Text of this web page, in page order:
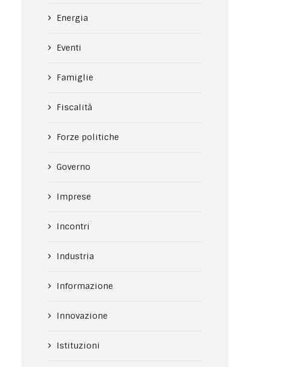
Energia
Eventi
Famiglie
Fiscalità
Forze politiche
Governo
Imprese
Incontri
Industria
Informazione
Innovazione
Istituzioni